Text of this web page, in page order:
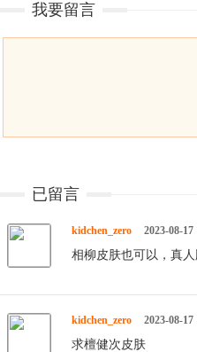
我要留言
已留言
kidchen_zero 2023-08-17
相柳皮肤也可以，真人
kidchen_zero 2023-08-17
求檀健次皮肤